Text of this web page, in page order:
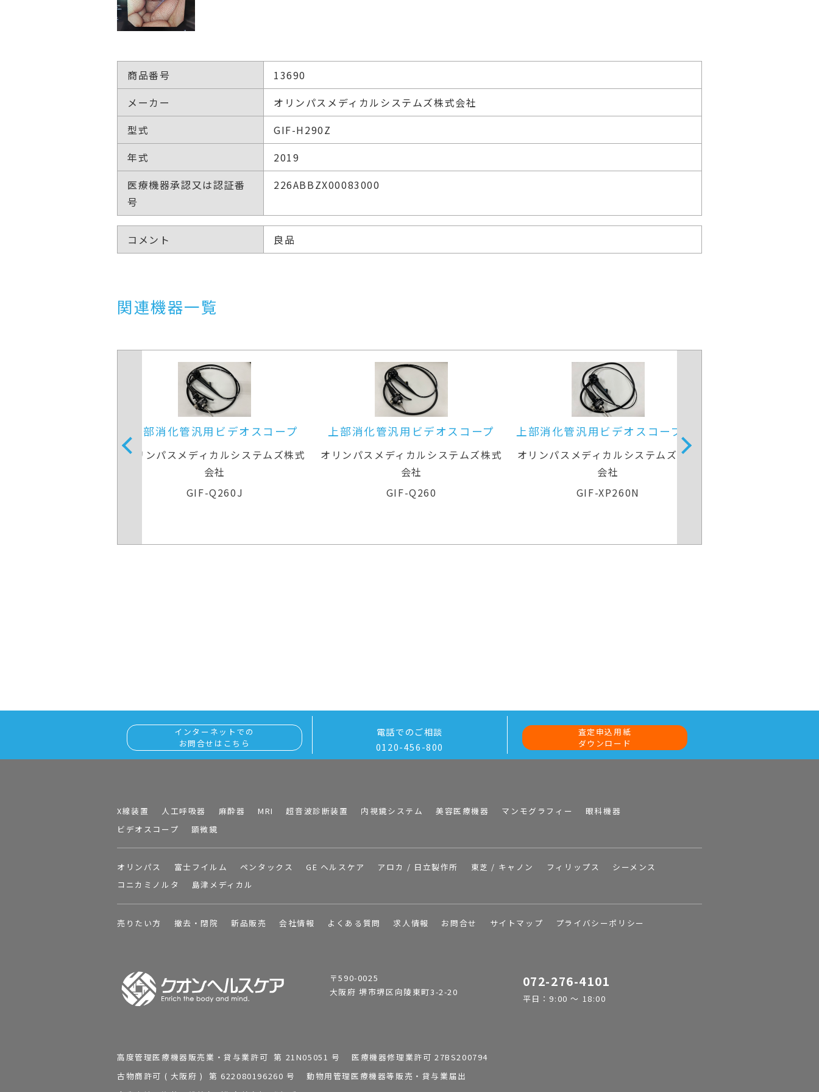
商品番号
13690
メーカー
オリンパスメディカルシステムズ株式会社
型式
GIF-H290Z
年式
2019
医療機器承認又は認証番
号
226ABBZX00083000
コメント 良品
関連機器一覧
消化管汎用ビデオスコープ
パスメディカルシステムズ株式
上部消化管汎用ビデオスコープ
オリンパスメディカルシステムズ株式
GIF-Q260
上部消化管汎用ビデオスコープ(径
鼻対応)
オリンパスメディカルシステムズ株式
GIF-XP260N
上部消化管汎用ビデオスコープ
オリンパスメディカルシステムズ株式
GIF-H260
インターネットでの
お問合せはこちら
電話でのご相談
0120-456-800
査定申込用紙
ダウンロード
X線装置 人工呼吸器 麻酔器 MRI 超音波診断装置 内視鏡システム 美容医療機器 マンモグラフィー
眼科機器
ビデオスコープ
顕微鏡
オリンパス 富士フイルム ペンタックス GE ヘルスケア アロカ / 日立製作所 東芝 / キャノン フィリップス
シーメンス
コニカミノルタ
島津メディカル
売りたい方 撤去・閉院 新品販売 会社情報 よくある質問 求人情報 お問合せ サイトマップ プライバシーポリシー
〒590-0025
大阪府 堺市堺区向陵東町3-2-20
072-276-4101
平日：9:00 ～ 18:00
高度管理医療機器販売業・貸与業許可 第 21N05051 号 医療機器修理業許可 27BS200794
古物商許可 ( 大阪府 ) 第 622080196260 号 動物用管理医療機器等販売・貸与業届出